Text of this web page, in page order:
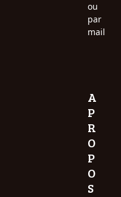
ou
par
mail
A
P
R
O
P
O
S